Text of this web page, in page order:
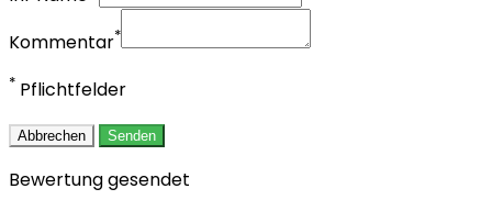
Kommentar*
* Pflichtfelder
Abbrechen Senden
Bewertung gesendet